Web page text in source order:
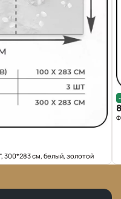
см, белый, золотой